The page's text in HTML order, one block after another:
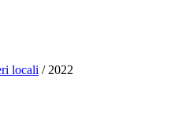
locali / 2022